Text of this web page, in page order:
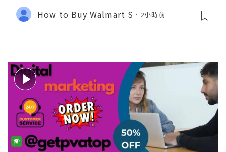
How to Buy Walmart S 2小時前